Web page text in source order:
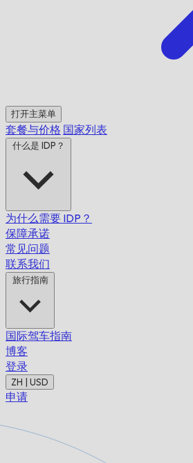
打开主菜单
套餐与价格 国家列表
什么是 IDP？
为什么需要 IDP？
保障承诺
常见问题
联系我们
旅行指南
国际驾车指南
博客
登录
ZH | USD
申请